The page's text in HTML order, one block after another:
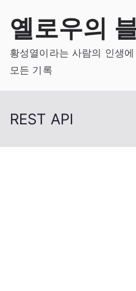
content
옐로우의
황성열이라는 사람의 인생
모든 기록
REST API